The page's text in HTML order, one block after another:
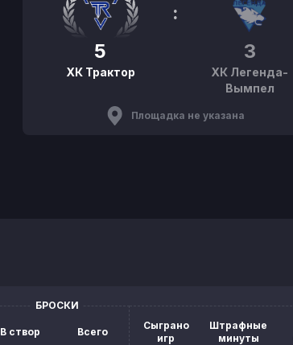
5
ХК Трактор
:
3
ХК Легенда-
Вымпел
Площадка не указана
БРОСКИ
В створ Всего
Сыграно
игр
Штрафные
минуты